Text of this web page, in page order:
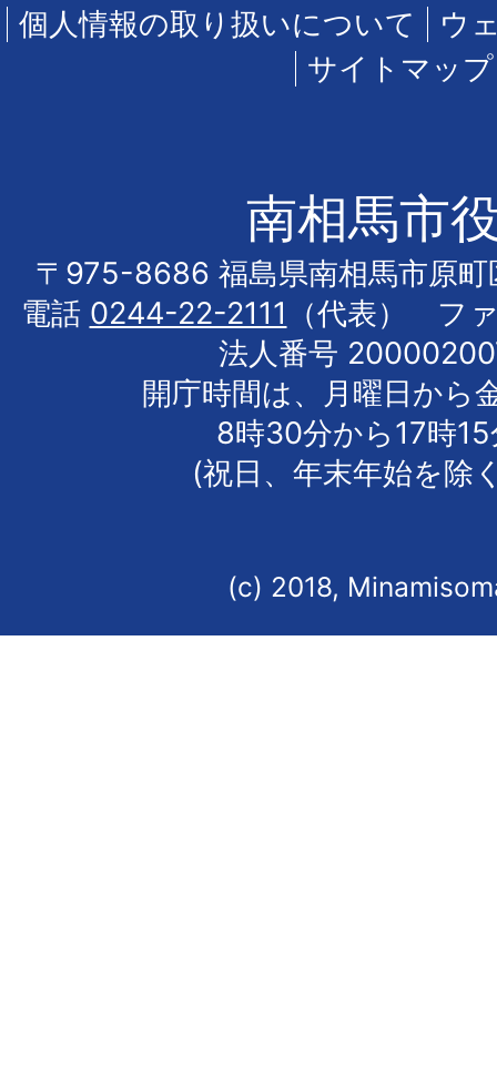
個人情報の取り扱いについて
ウ
サイトマップ
南相馬市
〒975-8686 福島県南相馬市原町
電話 0244-22-2111
（代表） フ
法人番号
開庁時間は、月曜日から
8時30分から17時
(祝日、年末年始を除
(c) 2018,